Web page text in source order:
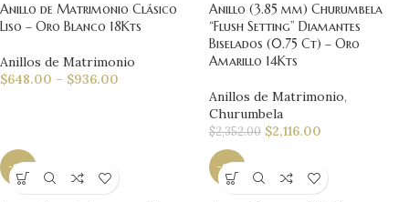
Anillo de Matrimonio Clásico
Liso – Oro Blanco 18Kts
Anillos de Matrimonio
$648.00 – $936.00
Anillo (3.85 mm) Churumbela
“Flush Setting” Diamantes
Biselados (0.75 Ct) – Oro
Amarillo 14Kts
Anillos de Matrimonio,
Churumbela
$2,352.00 $2,116.00
-9% -9%